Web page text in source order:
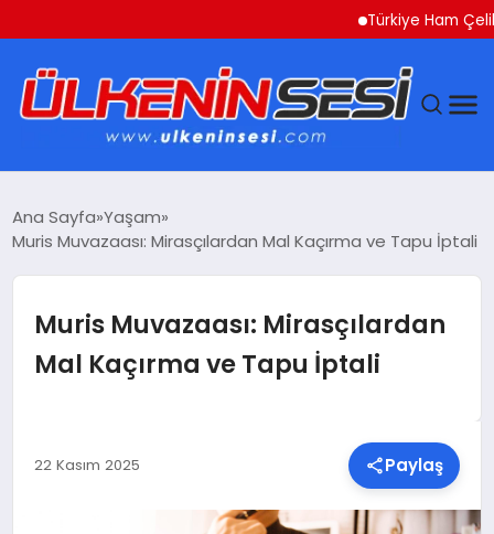
Türkiye Ham Çelik
GÜNDEM
MAGAZIN
Ana Sayfa Yaşam
Muris Muvazaası: Mirasçılardan Mal Kaçırma ve Tapu İptali
Muris Muvazaası: Mirasçılardan
Mal Kaçırma ve Tapu İptali
22 Kasım 2025 Paylaş